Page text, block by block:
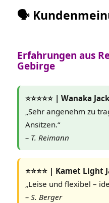
🗣️
Erfahrungen aus
Gebirge
⭐️⭐️⭐️⭐️⭐️ | Wanaka
„Sehr angenehm zu
Ansitzen.“
– T. Reimann
⭐️⭐️⭐️⭐️ | Kamet Light
„Leise und flexibel –
– S. Berger